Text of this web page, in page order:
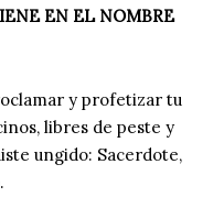
EN EL NOMBRE
y profetizar tu
libres de peste y
ungido: Sacerdote,